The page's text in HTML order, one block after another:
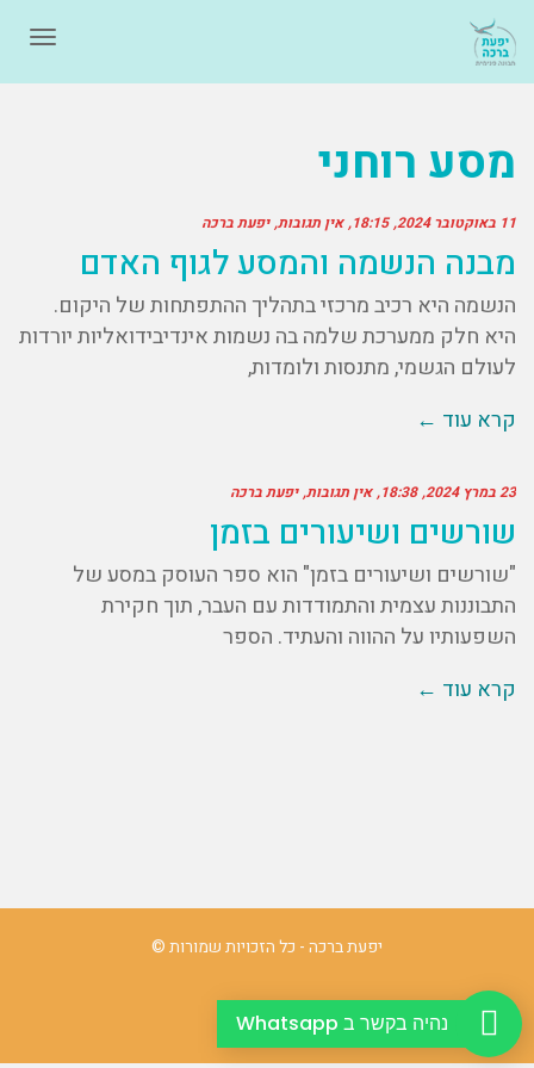
מסע רוחני
11 באוקטובר 2024 18:15 אין תגובות יפעת ברכה
מבנה הנשמה והמסע לגוף האדם
הנשמה היא רכיב מרכזי בתהליך ההתפתחות של היקום.
היא חלק ממערכת שלמה בה נשמות אינדיבידואליות יורדות
לעולם הגשמי, מתנסות ולומדות,
קרא עוד ←
23 במרץ 2024 18:38 אין תגובות יפעת ברכה
שורשים ושיעורים בזמן
"שורשים ושיעורים בזמן" הוא ספר העוסק במסע של
התבוננות עצמית והתמודדות עם העבר, תוך חקירת
השפעותיו על ההווה והעתיד. הספר
קרא עוד ←
יפעת ברכה - כל הזכויות שמורות ©
הצהרת פרטיות נהיה בקשר ב Whatsapp